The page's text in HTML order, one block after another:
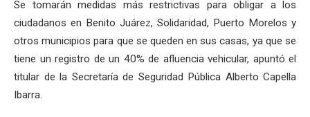
Se tomarán medidas más restrictivas para obligar a los
ciudadanos en Benito Juárez, Solidaridad, Puerto Morelos y
otros municipios para que se queden en sus casas, ya que se
tiene un registro de un 40% de afluencia vehicular, apuntó el
titular de la Secretaría de Seguridad Pública Alberto Capella
Ibarra.